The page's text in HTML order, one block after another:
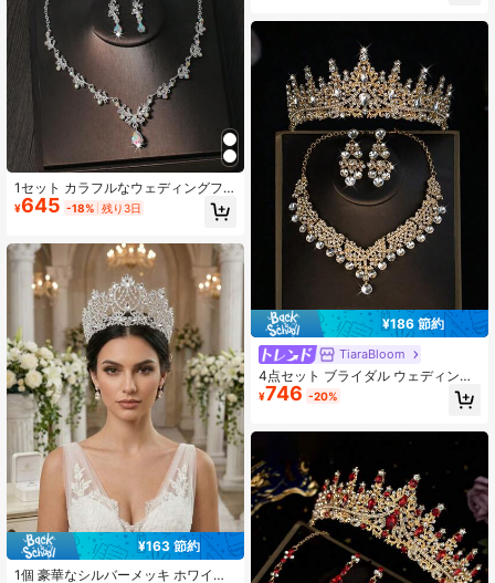
1セット カラフルなウェディングフ
ァッションジュエリー ブライダルア
クセサリー クラシッククリスタルク
ット、ウェディングドレス、ブライ
ダルパーティー、お祝いに適してい
ます
¥645 -18% 残り3日
¥163 節約
1個 豪華なシルバーメッキ ホワイト
¥186 節約
TiaraBloom
4点セット ブライダル ウェディング
ジュエリー、クリスタルクラウン、
ネックレス、ピアス、結婚式、パー
¥746 -20%